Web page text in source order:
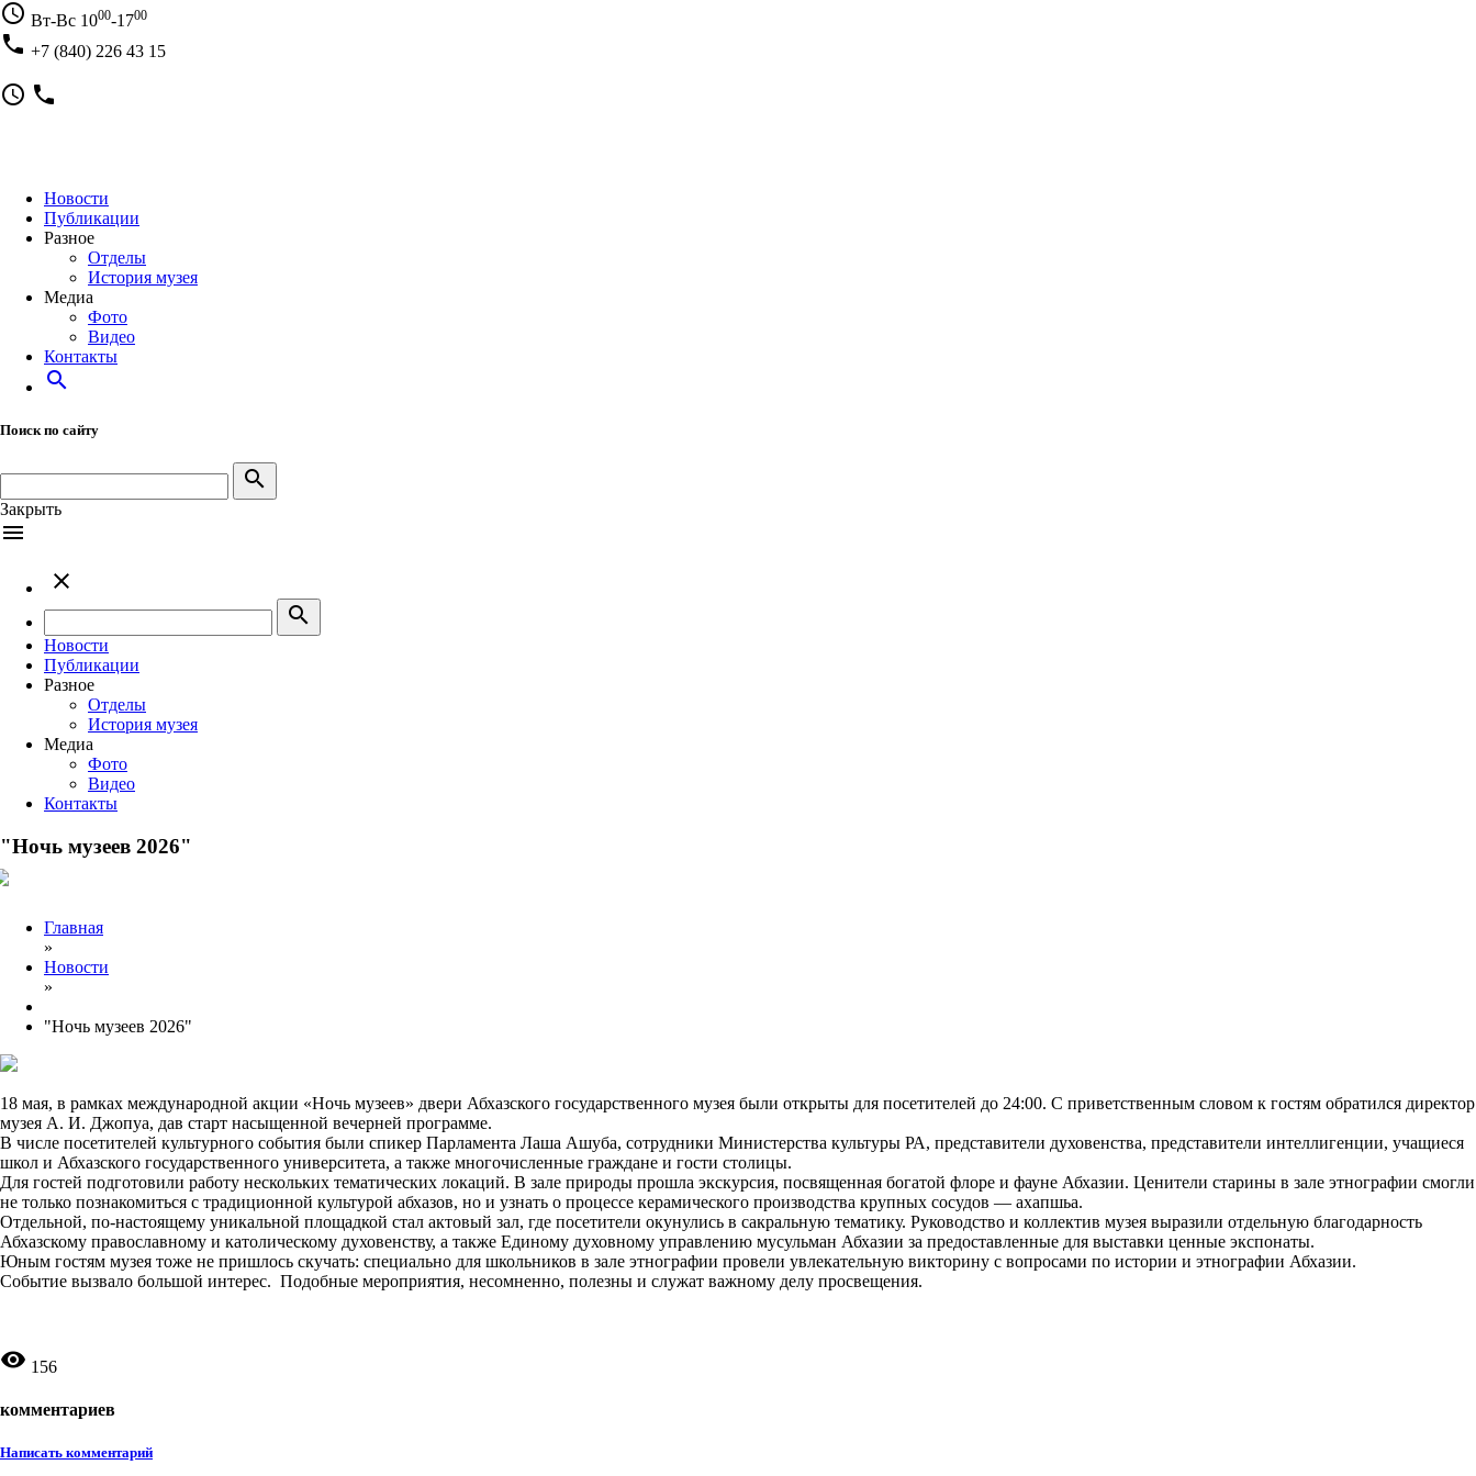
access_time Вт-Вс 1000-1700
local_phone +7 (840) 226 43 15
access_time local_phone
Новости
Публикации
Разное
Отделы
История музея
Медиа
Фото
Видео
Контакты
search
Поиск по сайту
search
Закрыть
menu
close
search
Новости
Публикации
Разное
Отделы
История музея
Медиа
Фото
Видео
Контакты
"Ночь музеев 2026"
Главная
»
Новости
»
"Ночь музеев 2026"
18 мая, в рамках международной акции «Ночь музеев» двери Абхазского государственного музея были открыты для посетителей до 24:00. С приветственным словом к гостям обратился директор
музея А. И. Джопуа, дав старт насыщенной вечерней программе.
В числе посетителей культурного события были спикер Парламента Лаша Ашуба, сотрудники Министерства культуры РА, представители духовенства, представители интеллигенции, учащиеся
школ и Абхазского государственного университета, а также многочисленные граждане и гости столицы.
Для гостей подготовили работу нескольких тематических локаций. В зале природы прошла экскурсия, посвященная богатой флоре и фауне Абхазии. Ценители старины в зале этнографии смогли
не только познакомиться с традиционной культурой абхазов, но и узнать о процессе керамического производства крупных сосудов — ахапшьа.
Отдельной, по-настоящему уникальной площадкой стал актовый зал, где посетители окунулись в сакральную тематику. Руководство и коллектив музея выразили отдельную благодарность
Абхазскому православному и католическому духовенству, а также Единому духовному управлению мусульман Абхазии за предоставленные для выставки ценные экспонаты.
Юным гостям музея тоже не пришлось скучать: специально для школьников в зале этнографии провели увлекательную викторину с вопросами по истории и этнографии Абхазии.
Событие вызвало большой интерес. Подобные мероприятия, несомненно, полезны и служат важному делу просвещения.
remove_red_eye 156
комментариев
Написать комментарий